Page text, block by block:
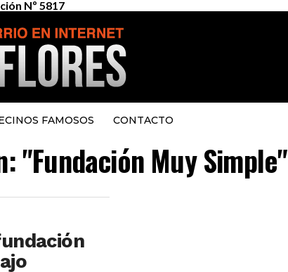
Nº 5817
FAMOSOS CONTACTO
"Fundación Muy Simple"